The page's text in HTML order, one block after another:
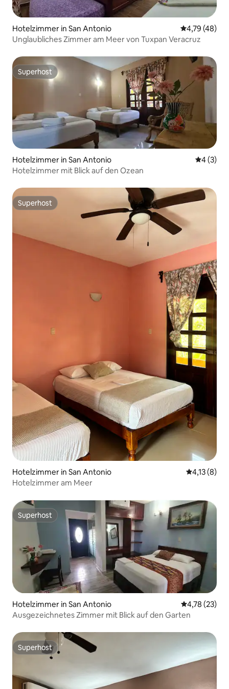
Hotelzimmer in San Antonio
4,79 (48)
Unglaubliches Zimmer am Meer von Tuxpan Veracruz
Superhost
Superhost
Hotelzimmer in San Antonio
4 (3)
Hotelzimmer mit Blick auf den Ozean
Superhost
Superhost
Hotelzimmer in San Antonio
4,13 (8)
Hotelzimmer am Meer
Superhost
Superhost
Hotelzimmer in San Antonio
4,78 (23)
Ausgezeichnetes Zimmer mit Blick auf den Garten
Superhost
Superhost